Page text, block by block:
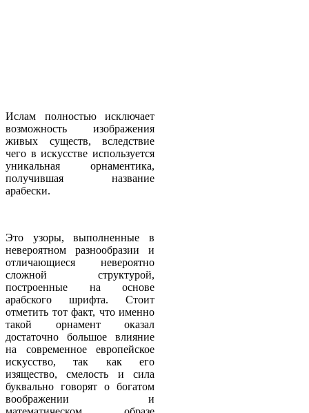
Ислам полностью исключает
возможность изображения
живых существ, вследствие
чего в искусстве используется
уникальная орнаментика,
получившая название
арабески.
Это узоры, выполненные в
невероятном разнообразии и
отличающиеся невероятно
сложной структурой,
построенные на основе
арабского шрифта. Стоит
отметить тот факт, что именно
такой орнамент оказал
достаточно большое влияние
на современное европейское
искусство, так как его
изящество, смелость и сила
буквально говорят о богатом
воображении и